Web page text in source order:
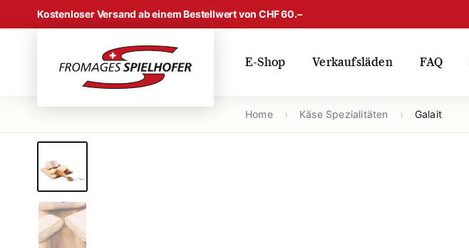
Skip to content
Kostenloser Versand ab einem Bestellwert von CHF 60.–
E-Shop Verkaufsläden FAQ
Home › Käse Spezialitäten › Galait